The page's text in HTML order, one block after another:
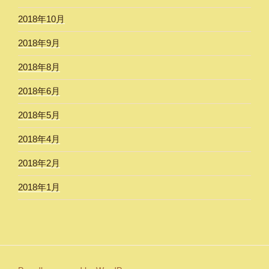
2018年10月
2018年9月
2018年8月
2018年6月
2018年5月
2018年4月
2018年2月
2018年1月